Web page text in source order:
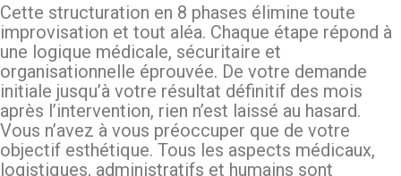
Cette structuration en 8 phases élimine toute
improvisation et tout aléa. Chaque étape répond à
une logique médicale, sécuritaire et
organisationnelle éprouvée. De votre demande
initiale jusqu’à votre résultat définitif des mois
après l’intervention, rien n’est laissé au hasard.
Vous n’avez à vous préoccuper que de votre
objectif esthétique. Tous les aspects médicaux,
logistiques, administratifs et humains sont